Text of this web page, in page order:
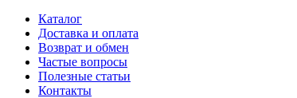
Каталог
Доставка и оплата
Возврат и обмен
Частые вопросы
Полезные статьи
Контакты